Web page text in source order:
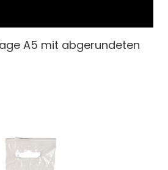
A5 mit abgerundeten